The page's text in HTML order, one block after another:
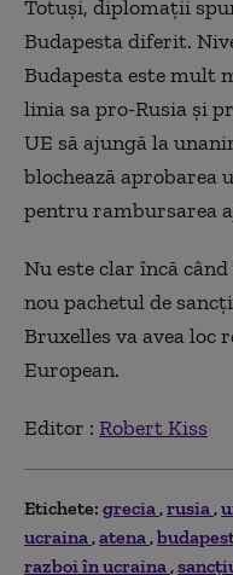
Totuși, diplomații
Budapesta diferit.
Budapesta este mult
linia sa pro-Rusia și
UE să ajungă la
blochează aprobarea
pentru rambursarea
Nu este clar încă
nou pachetul de
Bruxelles va avea loc
European.
Editor : Robert Kiss
Etichete: grecia rusia
ucraina atena
razboi în ucraina